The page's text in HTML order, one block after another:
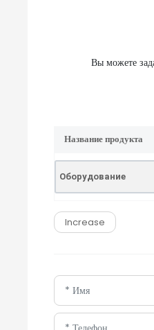
Вы можете
Название продукта
Оборудование
Increase